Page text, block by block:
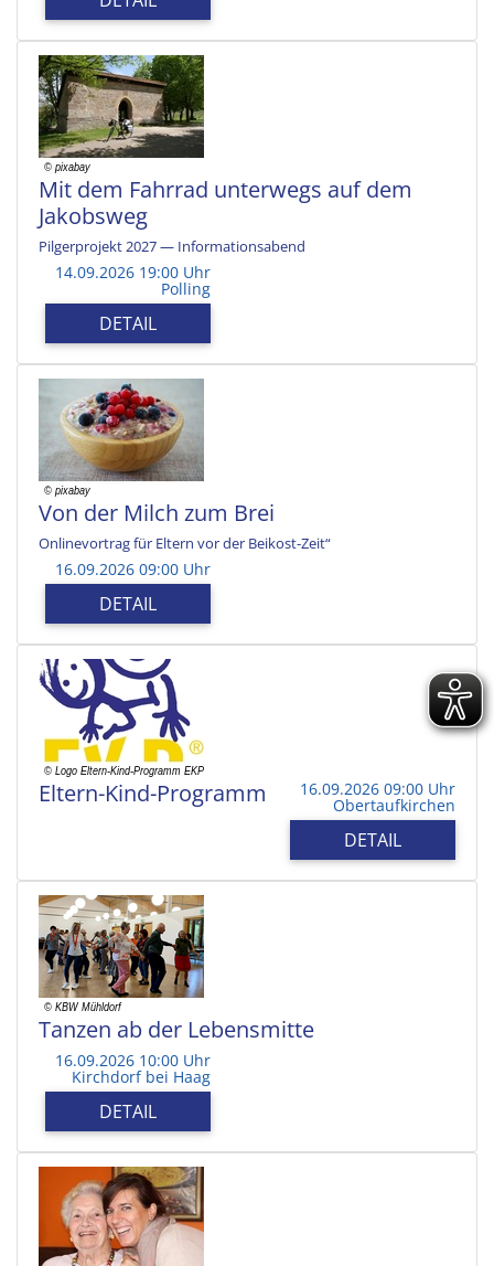
Mit dem Fahrrad unterwegs auf dem
Jakobsweg
Pilgerprojekt 2027 — Informationsabend
14.09.2026 19:00 Uhr
Polling
DETAIL
Von der Milch zum Brei
Onlinevortrag für Eltern vor der Beikost-Zeit“
16.09.2026 09:00 Uhr
DETAIL
Eltern-Kind-Programm 16.09.2026 09:00 Uhr
Obertaufkirchen
DETAIL
Tanzen ab der Lebensmitte
16.09.2026 10:00 Uhr
Kirchdorf bei Haag
DETAIL